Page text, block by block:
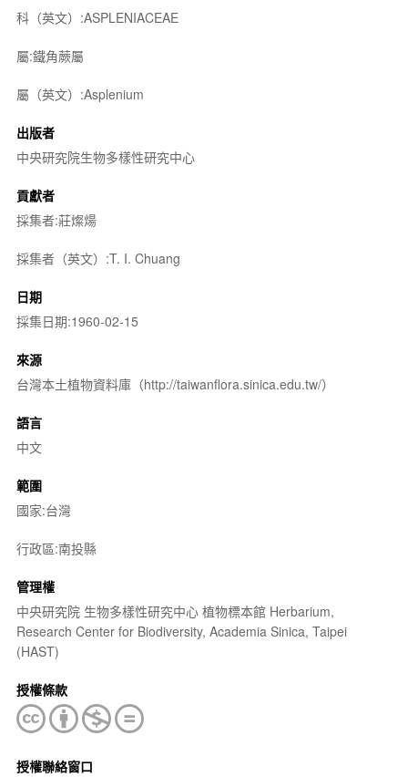
科（英文）:ASPLENIACEAE
屬:鐵角蕨屬
屬（英文）:Asplenium
出版者
中央研究院生物多樣性研究中心
貢獻者
採集者:莊燦煬
採集者（英文）:T. I. Chuang
日期
採集日期:1960-02-15
來源
台灣本土植物資料庫（http://taiwanflora.sinica.edu.tw/）
語言
中文
範圍
國家:台灣
行政區:南投縣
管理權
中央研究院 生物多樣性研究中心 植物標本館 Herbarium,
Research Center for Biodiversity, Academia Sinica, Taipei
(HAST)
授權條款
授權聯絡窗口